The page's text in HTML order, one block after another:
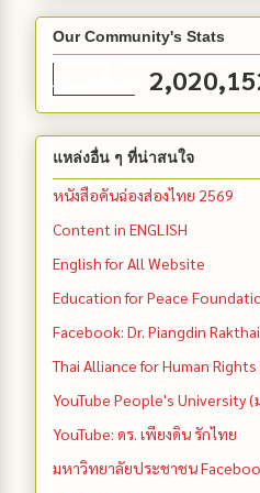
Our Community's Stats
แหล่งอื่น ๆ ที่น่าสนใจ
หนังสือคันฉ่องส่องไทย 2569
Content in ENGLISH
English for All Website
Education for Peace
Facebook: Dr. Piangdin
Thai Alliance for Human Rights
YouTube People's University
YouTube: ดร. เพียงดิน รักไทย
มหาวิทยาลัยประชาชน